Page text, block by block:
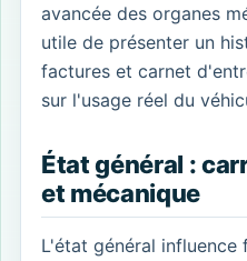
avancée des organes
utile de présenter un
factures et carnet
sur l'usage réel du
État général :
et mécanique
L'état général influence